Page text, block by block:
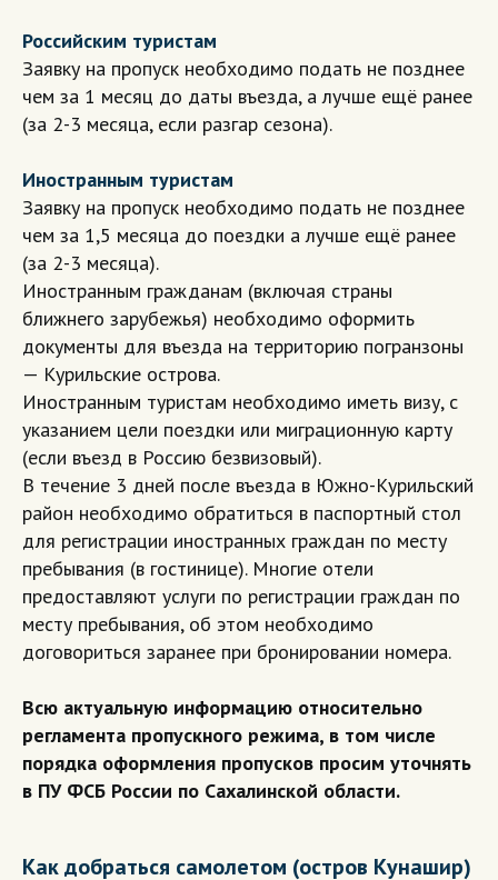
Российским туристам
Заявку на пропуск необходимо подать не позднее
чем за 1 месяц до даты въезда, а лучше ещё ранее
(за 2-3 месяца, если разгар сезона).
Иностранным туристам
Заявку на пропуск необходимо подать не позднее
чем за 1,5 месяца до поездки а лучше ещё ранее
(за 2-3 месяца).
Иностранным гражданам (включая страны
ближнего зарубежья) необходимо оформить
документы для въезда на территорию погранзоны
— Курильские острова.
Иностранным туристам необходимо иметь визу, с
указанием цели поездки или миграционную карту
(если въезд в Россию безвизовый).
В течение 3 дней после въезда в Южно-Курильский
район необходимо обратиться в паспортный стол
для регистрации иностранных граждан по месту
пребывания (в гостинице). Многие отели
предоставляют услуги по регистрации граждан по
месту пребывания, об этом необходимо
договориться заранее при бронировании номера.
Всю актуальную информацию относительно
регламента пропускного режима, в том числе
порядка оформления пропусков просим уточнять
в ПУ ФСБ России по Сахалинской области.
Как добраться самолетом (остров Кунашир)